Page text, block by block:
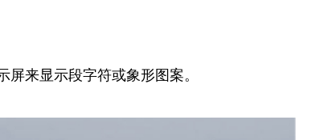
来显示段字符或象形图案。